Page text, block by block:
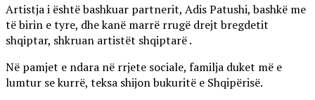
Artistja i është bashkuar partnerit, Adis Patushi, bashkë me
të birin e tyre, dhe kanë marrë rrugë drejt bregdetit
shqiptar, shkruan artistët shqiptarë .
Në pamjet e ndara në rrjete sociale, familja duket më e
lumtur se kurrë, teksa shijon bukuritë e Shqipërisë.